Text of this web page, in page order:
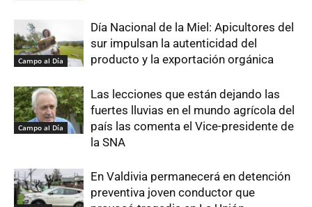
Campo al Día
Día Nacional de la Miel: Apicultores del
sur impulsan la autenticidad del
producto y la exportación orgánica
Campo al Día
Las lecciones que están dejando las
fuertes lluvias en el mundo agrícola del
país las comenta el Vice-presidente de
la SNA
En Valdivia permanecerá en detención
preventiva joven conductor que